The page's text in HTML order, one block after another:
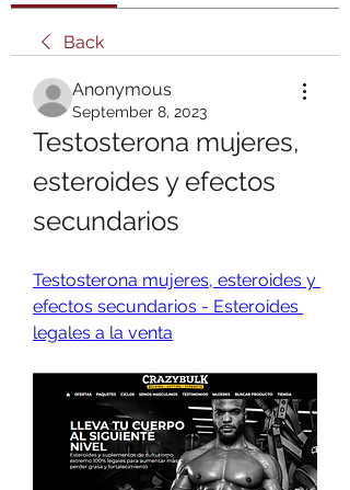
Back
Anonymous
September 8, 2023
Testosterona mujeres,
esteroides y efectos
secundarios
Testosterona mujeres, esteroides y
efectos secundarios - Esteroides
legales a la venta